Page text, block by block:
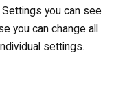
you can see
you can change all
settings.